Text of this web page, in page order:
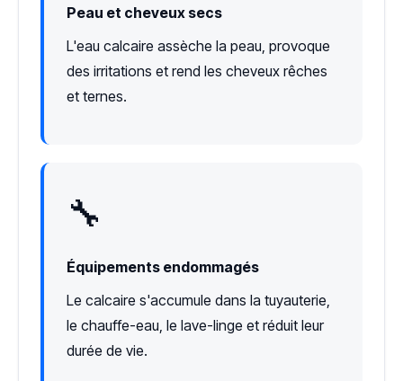
Peau et cheveux secs
L'eau calcaire assèche la peau, provoque
des irritations et rend les cheveux rêches
et ternes.
🔧
Équipements endommagés
Le calcaire s'accumule dans la tuyauterie,
le chauffe-eau, le lave-linge et réduit leur
durée de vie.